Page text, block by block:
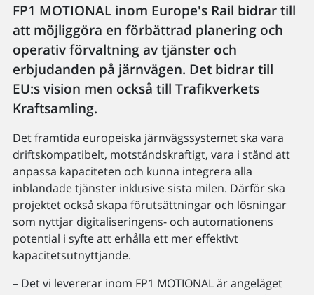
FP1 MOTIONAL inom Europe's Rail bidrar till
att möjliggöra en förbättrad planering och
operativ förvaltning av tjänster och
erbjudanden på järnvägen. Det bidrar till
EU:s vision men också till Trafikverkets
Kraftsamling.
Det framtida europeiska järnvägssystemet ska vara
driftskompatibelt, motståndskraftigt, vara i stånd att
anpassa kapaciteten och kunna integrera alla
inblandade tjänster inklusive sista milen. Därför ska
projektet också skapa förutsättningar och lösningar
som nyttjar digitaliseringens- och automationens
potential i syfte att erhålla ett mer effektivt
kapacitetsutnyttjande.
– Det vi levererar inom FP1 MOTIONAL är angeläget